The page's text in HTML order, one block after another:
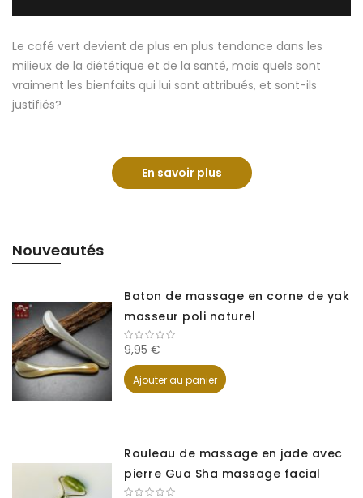
Le café vert devient de plus en plus tendance dans les
milieux de la diététique et de la santé, mais quels sont
vraiment les bienfaits qui lui sont attribués, et sont-ils
justifiés?
En savoir plus Les Bienfaits du Café
Nouveautés
Baton de massage en corne de yak
masseur poli naturel
9,95 €
Ajouter au panier
Rouleau de massage en jade avec
pierre Gua Sha massage facial